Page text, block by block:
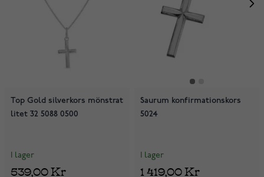
Top Gold silverkors mönstrat
litet 32 5088 0500
I lager
539,00 Kr
Saurum konfirmationskors
5024
I lager
1 419,00 Kr